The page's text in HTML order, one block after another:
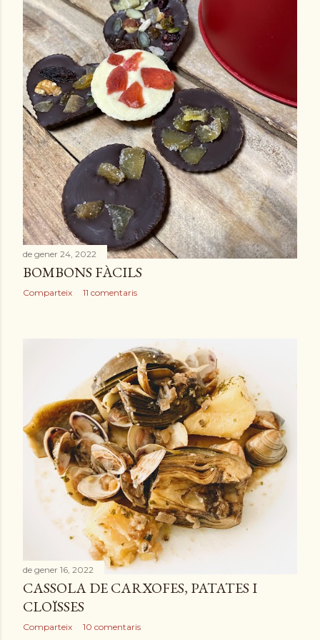
de gener 24, 2022
BOMBONS FÀCILS
Comparteix 11 comentaris
de gener 16, 2022
CASSOLA DE CARXOFES, PATATES I
CLOÏSSES
Comparteix 10 comentaris